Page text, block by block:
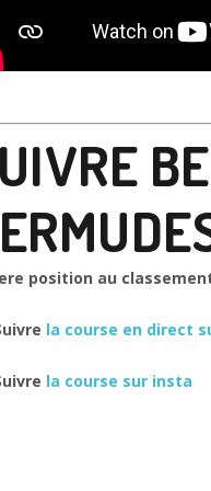
position au
la course en direct
la course sur insta